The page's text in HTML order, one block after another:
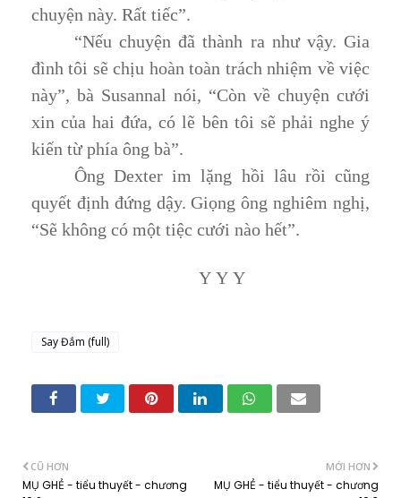
chuyện này. Rất tiếc”.
“Nếu chuyện đã thành ra như vậy. Gia
đình tôi sẽ chịu hoàn toàn trách nhiệm về việc
này”, bà Susannal nói, “Còn về chuyện cưới
xin của hai đứa, có lẽ bên tôi sẽ phải nghe ý
kiến từ phía ông bà”.
Ông Dexter im lặng hồi lâu rồi cũng
quyết định đứng dậy. Giọng ông nghiêm nghị,
“Sẽ không có một tiệc cưới nào hết”.
Y Y Y
Say Đắm (full)
MỚI HƠN
MỤ GHẺ - tiểu thuyết - chương
CŨ HƠN
MỤ GHẺ - tiểu thuyết - chương